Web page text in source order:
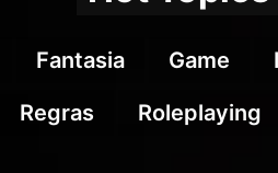
Fantasia Game
Regras Roleplaying